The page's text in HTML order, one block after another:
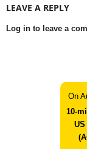
LEAVE A REPLY
Log in to leave a
On
10-
US